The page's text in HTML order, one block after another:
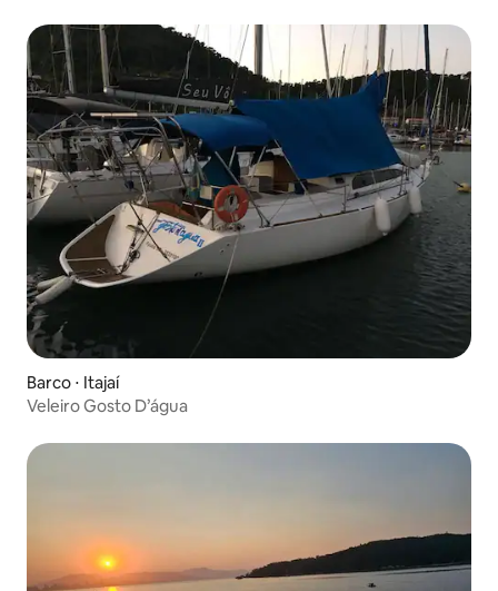
Barco ⋅ Itajaí
Veleiro Gosto D’água